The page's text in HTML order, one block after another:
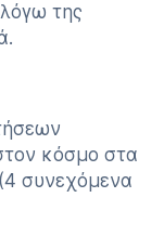
της
κόσμο στα
συνεχόμενα